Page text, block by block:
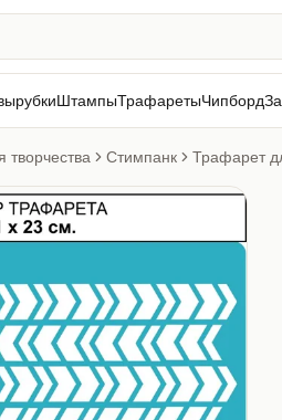
ШтампыТрафаретыЧипборд
Стимпанк Трафарет